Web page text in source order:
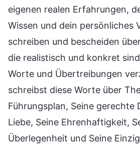
eigenen realen Erfahrungen,
Wissen und dein persönliches
schreiben und bescheiden
die realistisch und konkret
Worte und Übertreibungen
schreibst diese Worte über
Führungsplan, Seine gerechte
Liebe, Seine Ehrenhaftigkeit,
Überlegenheit und Seine